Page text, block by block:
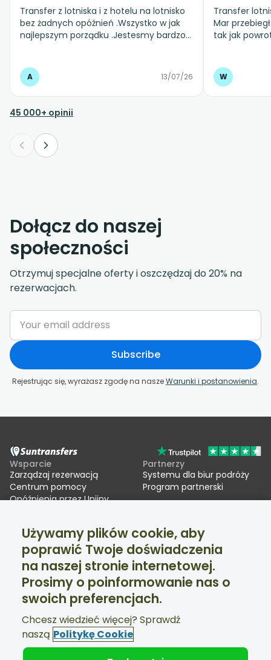
Transfer z lotniska i z hotelu na lotnisko
bez żadnych opóźnień .Wszystko w jak
najlepszym porządku .Jestesmy bardzo
A 13/07/26
Transfer
Mar przebiegł bez żadnych problemów
tak jak
W
45 000+ opinii
Dołącz do naszej
społeczności
Otrzymuj specjalne oferty i oszczędzaj do 20% na
rezerwacjach.
Subscribe
Rejestrując się, wyrażasz zgodę na naszeWarunki i postanowienia.
Wsparcie
Zarządzaj rezerwacją
Centrum pomocy
Opóźnienia przez Unijny
Partnerzy
Systemu dla biur podróży
Program partnerski
Suntransfers
O firmie
Opinie
Transfery narciarskie
Media społecznościowe
Facebook
Twitter
Wsparcie dostępne 24/7
Używamy plików cookie, aby
poprawić Twoje doświadczenia
na naszej stronie internetowej.
Prosimy o poinformowanie nas o
swoich preferencjach.
Chcesz wiedzieć więcej? Sprawdź
naszą Politykę Cookie